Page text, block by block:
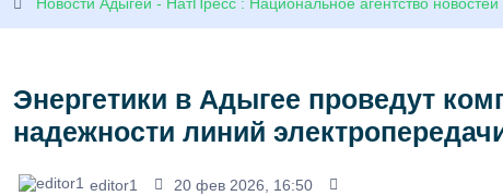
Новости Адыгеи - НатПресс : Национальное агентство новостей
Энергетики в Адыгее проведут
надежности линий
editor1 20 фев 2026, 16:50